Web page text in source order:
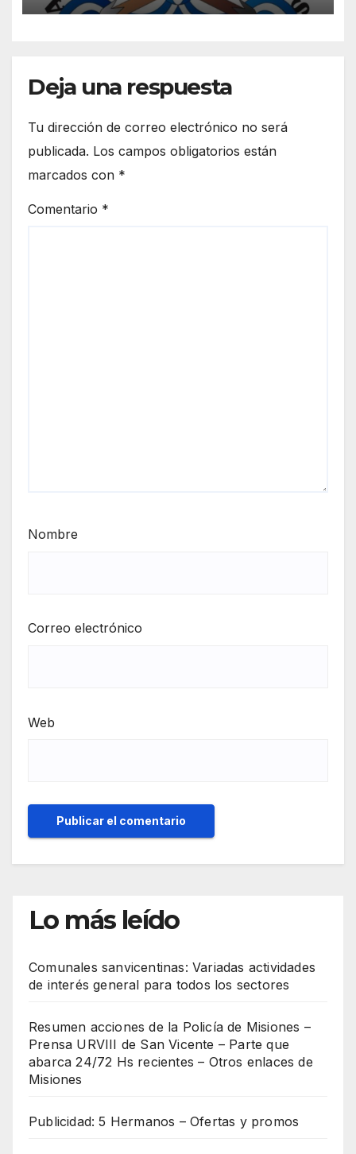
Deja una respuesta
Tu dirección de correo electrónico no será
publicada. Los campos obligatorios están
marcados con *
Comentario *
Nombre
Correo electrónico
Web
Lo más leído
Comunales sanvicentinas: Variadas actividades
de interés general para todos los sectores
Resumen acciones de la Policía de Misiones –
Prensa URVIII de San Vicente – Parte que
abarca 24/72 Hs recientes – Otros enlaces de
Misiones
Publicidad: 5 Hermanos – Ofertas y promos